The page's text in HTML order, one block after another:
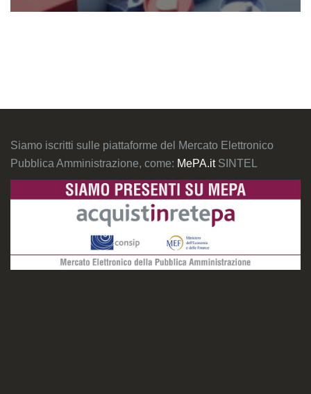
Siamo iscritti sulle piattaforme del Mercato Elettronico
Pubblica Amministrazione, come: MePA.it SINTEL